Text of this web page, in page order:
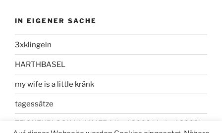
IN EIGENER SACHE
3xklingeln
HARTHBASEL
my wife is a little kränk
tagessätze
ZEICHENBLOCK NUMMER 1 (Juni 2008 bis Juni 2009)